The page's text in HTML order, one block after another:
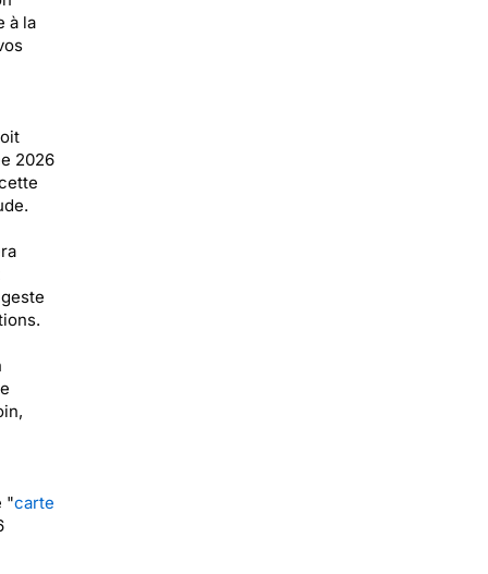
à la
2026
"carte